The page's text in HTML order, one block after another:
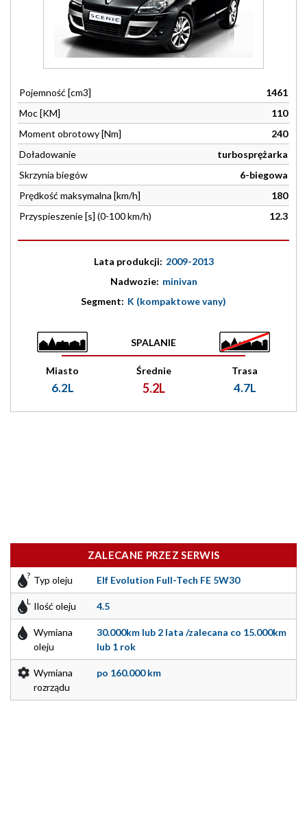
Pojemność [cm3]
1461
Moc [KM]
110
Moment obrotowy [Nm]
240
Doładowanie
turbosprężarka
Skrzynia biegów
6-biegowa
Prędkość maksymalna [km/h]
180
Przyspieszenie [s] (0-100 km/h)
12.3
Lata produkcji: 2009-2013
Nadwozie: minivan
Segment: K (kompaktowe vany)
SPALANIE
Miasto
6.2L
Średnie
5.2L
Trasa
4.7L
ZALECANE PRZEZ SERWIS
Typ oleju Elf Evolution Full-Tech FE 5W30
Ilość oleju 4.5
Wymiana
oleju
30.000km lub 2 lata /zalecana co 15.000km
lub 1 rok
Wymiana
rozrządu
po 160.000 km